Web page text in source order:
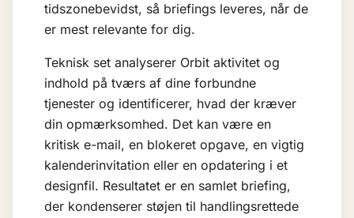
tidszonebevidst, så briefings leveres, når de
er mest relevante for dig.
Teknisk set analyserer Orbit aktivitet og
indhold på tværs af dine forbundne
tjenester og identificerer, hvad der kræver
din opmærksomhed. Det kan være en
kritisk e-mail, en blokeret opgave, en vigtig
kalenderinvitation eller en opdatering i et
designfil. Resultatet er en samlet briefing,
der kondenserer støjen til handlingsrettede